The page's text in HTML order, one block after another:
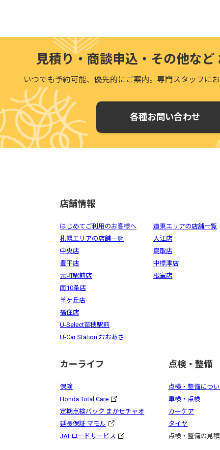
見積り・商談申込・その他など
いつでも予約可能、優先的にご案内。 専門スタッフに
各種お問い合わせ
店舗情報
はじめてご利用のお客様へ
札幌エリアの店舗一覧
中央店
豊平店
元町駅前店
南10条店
羊ヶ丘店
福住店
U-Select苗穂駅前
U-Car Station おおあさ
道東エリアの店舗一覧
入江店
鳥取店
中標津店
根室店
カーライフ
保険
Honda Total Care
定期点検パック まかせチャオ
延長保証 マモル
JAFロードサービス
点検・整備
点検・整備につ
車検・点検
カーケア
タイヤ
点検・整備の見